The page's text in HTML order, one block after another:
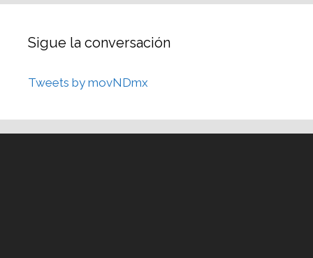
Sigue la conversación
Tweets by movNDmx